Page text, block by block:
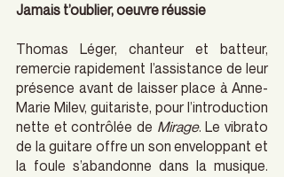
Jamais t’oublier, oeuvre réussie
Thomas Léger, chanteur et batteur,
remercie rapidement l’assistance de leur
présence avant de laisser place à Anne-
Marie Milev, guitariste, pour l’introduction
nette et contrôlée de Mirage. Le vibrato
de la guitare offre un son enveloppant et
la foule s’abandonne dans la musique.